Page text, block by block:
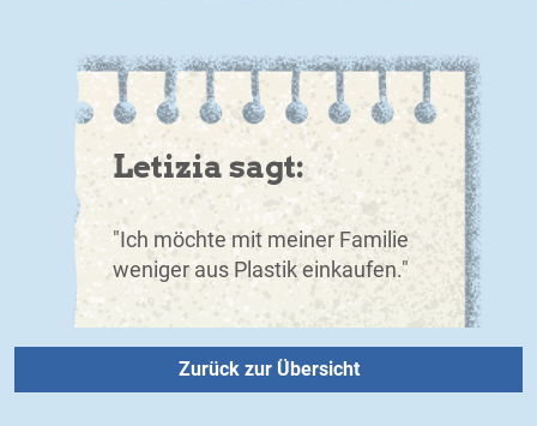
Letizia sagt:
"Ich möchte mit meiner Familie
weniger aus Plastik einkaufen."
Zurück zur Übersicht